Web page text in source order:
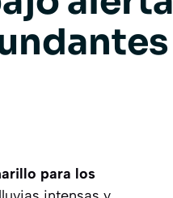
para los